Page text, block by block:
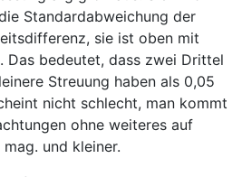
Standardabweichung der
sie ist oben mit
Das bedeutet, dass zwei Drittel
Streuung haben als 0,05
nicht schlecht, man kommt
ohne weiteres auf
und kleiner.